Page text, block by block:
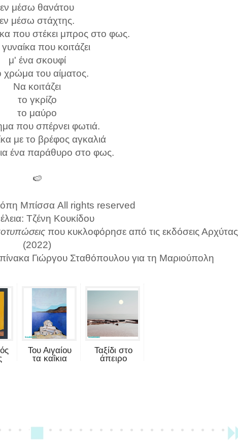
εν μέσω θανάτου
εν μέσω στάχτης.
που στέκει μπρος στο φως.
που κοιτάζει
μ' ένα σκουφί
χρώμα του αίματος.
Να κοιτάζει
το γκρίζο
το μαύρο
που σπέρνει φωτιά.
με το βρέφος αγκαλιά
ένα παράθυρο στο φως.
🍉
Μπίσσα All rights reserved
Τζένη Κουκίδου
που κυκλοφόρησε από τις εκδόσεις Αρχύτας
(2022)
πίνακα Γιώργου Σταθόπουλου για τη Μαριούπολη
Του Αιγαίου
τα καΐκια
Ταξίδι στο
άπειρο